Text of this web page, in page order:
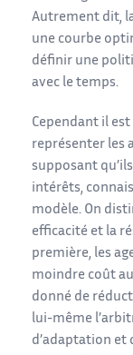
Autrement dit,
une courbe
définir une
avec le temps.
Cependant il
représenter les
supposant
intérêts,
modèle. On
efficacité et la
première, les
moindre coût
donné de
lui-même
d’adaptation et